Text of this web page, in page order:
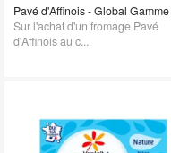
Pavé d'Affinois - Global Gamme
Sur l'achat d'un fromage Pavé
d'Affinois au c...